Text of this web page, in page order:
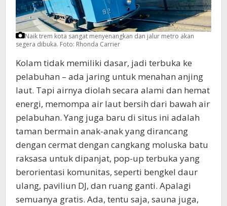
Naik trem kota sangat menyenangkan dan jalur metro akan
segera dibuka. Foto: Rhonda Carrier
Kolam tidak memiliki dasar, jadi terbuka ke
pelabuhan – ada jaring untuk menahan anjing
laut. Tapi airnya diolah secara alami dan hemat
energi, memompa air laut bersih dari bawah air
pelabuhan. Yang juga baru di situs ini adalah
taman bermain anak-anak yang dirancang
dengan cermat dengan cangkang moluska batu
raksasa untuk dipanjat, pop-up terbuka yang
berorientasi komunitas, seperti bengkel daur
ulang, paviliun DJ, dan ruang ganti. Apalagi
semuanya gratis. Ada, tentu saja, sauna juga,